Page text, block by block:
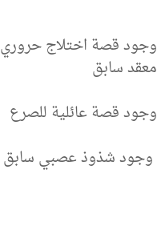
وجود قصة اختلاج حروري
معقد سابق
وجود قصة عائلية للصرع
وجود شذوذ عصبي سابق